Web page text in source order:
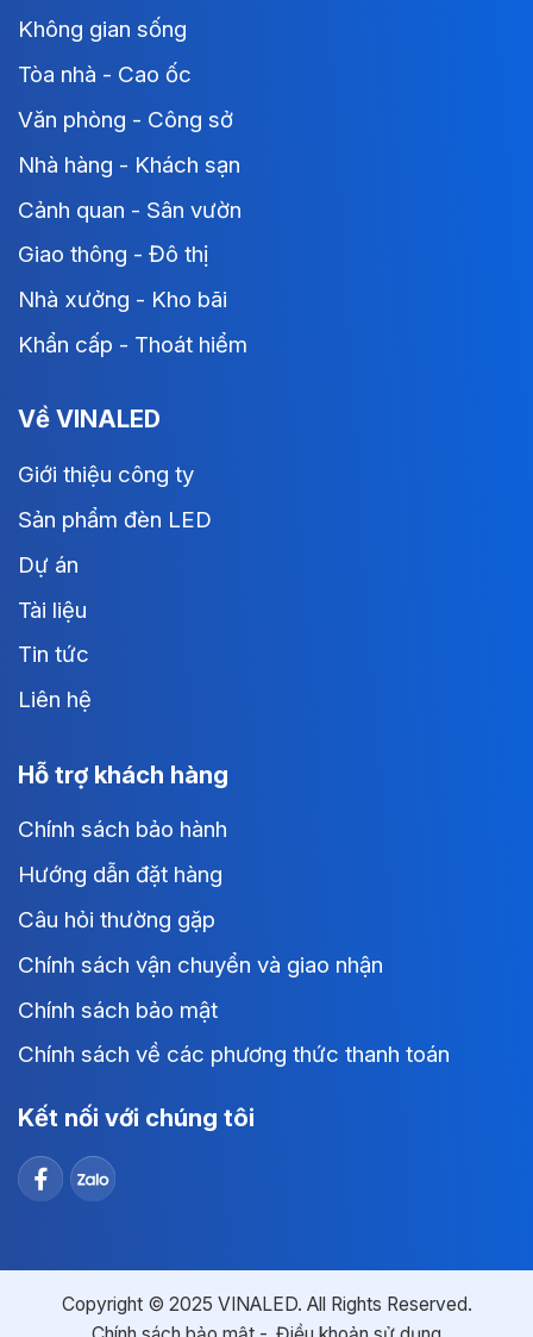
Không gian sống
Tòa nhà - Cao ốc
Văn phòng - Công sở
Nhà hàng - Khách sạn
Cảnh quan - Sân vườn
Giao thông - Đô thị
Nhà xưởng - Kho bãi
Khẩn cấp - Thoát hiểm
Về VINALED
Giới thiệu công ty
Sản phẩm đèn LED
Dự án
Tài liệu
Tin tức
Liên hệ
Hỗ trợ khách hàng
Chính sách bảo hành
Hướng dẫn đặt hàng
Câu hỏi thường gặp
Chính sách vận chuyển và giao nhận
Chính sách bảo mật
Chính sách về các phương thức thanh toán
Kết nối với chúng tôi
Copyright © 2025 VINALED. All Rights Reserved.